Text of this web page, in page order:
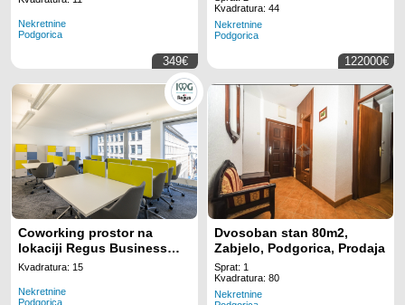
Nekretnine
Podgorica
349€
Kvadratura: 44
Nekretnine
Podgorica
122000€
Coworking prostor na
lokaciji Regus Business
Tower Montenegro
Kvadratura: 15
Nekretnine
Podgorica
Dvosoban stan 80m2,
Zabjelo, Podgorica, Prodaja
Sprat: 1
Kvadratura: 80
Nekretnine